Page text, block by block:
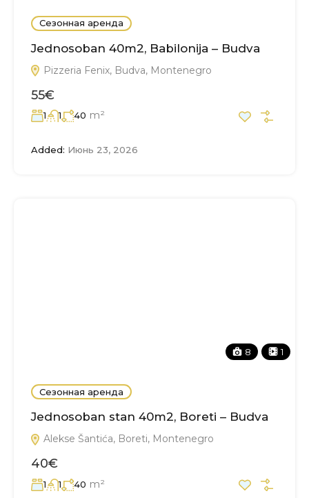
Сезонная аренда
Jednosoban 40m2, Babilonija – Budva
Pizzeria Fenix, Budva, Montenegro
55€
1 1 40 m²
Added: Июнь 23, 2026
8 1
Сезонная аренда
Jednosoban stan 40m2, Boreti – Budva
Alekse Šantića, Boreti, Montenegro
40€
1 1 40 m²